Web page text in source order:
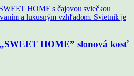
HOME” slonová kosť